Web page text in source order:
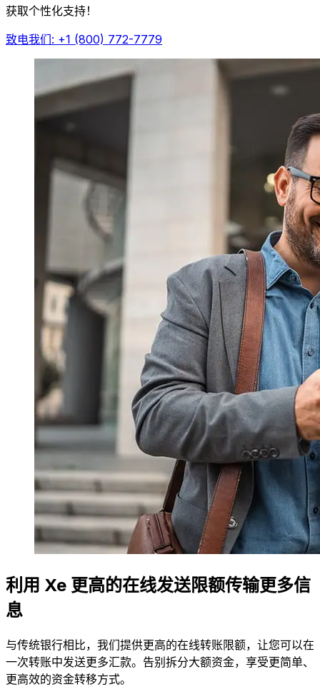
获取个性化支持！
致电我们: +1 (800) 772-7779
利用 Xe 更高的在线发送限额传输更多信
息
与传统银行相比，我们提供更高的在线转账限额，让您可以在
一次转账中发送更多汇款。告别拆分大额资金，享受更简单、
更高效的资金转移方式。